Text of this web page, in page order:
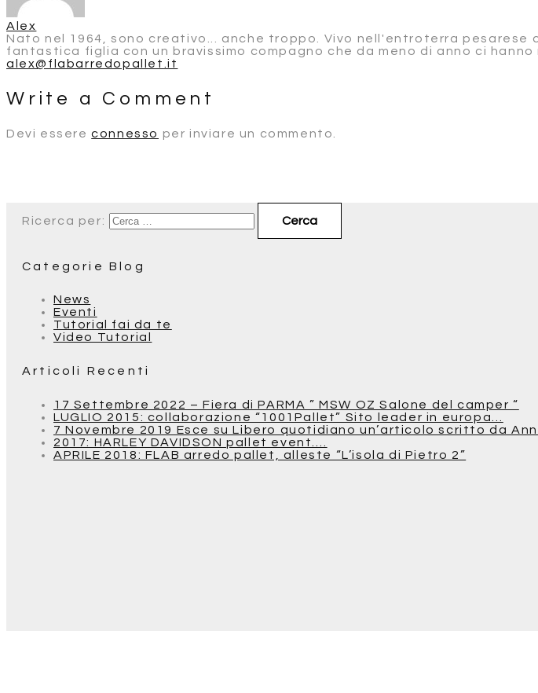
Alex
Nato nel 1964, sono creativo... anche troppo. Vivo nell'entroterra pesarese
fantastica figlia con un bravissimo compagno che da meno di anno ci
alex@flabarredopallet.it
Write a Comment
Devi essereconnesso per inviare un commento.
Ricerca per:
Categorie Blog
News
Eventi
Tutorial fai da te
Video Tutorial
Articoli Recenti
17 Settembre 2022 – Fiera di PARMA ” MSW OZ Salone del camper “
LUGLIO 2015: collaborazione “1001Pallet” Sito leader in europa…
7 Novembre 2019 Esce su Libero quotidiano un’articolo scritto da
2017: HARLEY DAVIDSON pallet event….
APRILE 2018: FLAB arredo pallet, alleste “L’isola di Pietro 2”